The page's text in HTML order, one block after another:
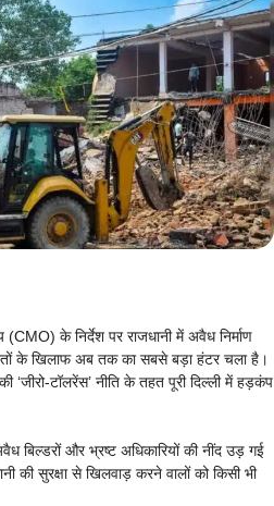
के निर्देश पर राजधानी में अवैध निर्माण
के खिलाफ अब तक का सबसे बड़ा हंटर चला है।
‘जीरो-टॉलरेंस’ नीति के तहत पूरी दिल्ली में हड़कंप
बिल्डरों और भ्रष्ट अधिकारियों की नींद उड़ गई
की सुरक्षा से खिलवाड़ करने वालों को किसी भी